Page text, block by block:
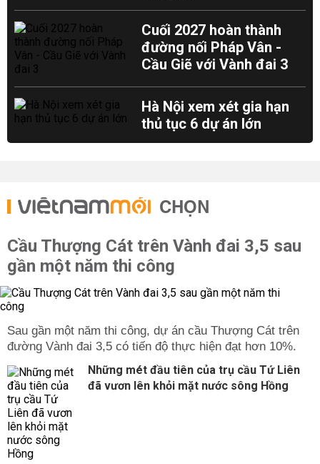
Cuối 2027 hoàn thành
đường nối Pháp Vân -
Cầu Giẽ với Vành đai 3
Hà Nội xem xét gia hạn
thủ tục 6 dự án lớn
CHỌN
Cầu Thượng Cát trên Vành đai 3,5 sau
gần một năm thi công
Sau gần một năm thi công, dự án cầu Thượng Cát trên
đường Vành đai 3,5 có tiến độ thực hiện đạt hơn 10%.
Những mét đầu tiên của trụ cầu Tứ Liên
đã vươn lên khỏi mặt nước sông Hồng